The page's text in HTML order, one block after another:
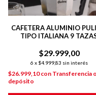
CAFETERA ALUMINIO
TIPO ITALIANA 9
$29.999,00
6 x $4.999,83 sin interés
$26.999,10con Transferencia o
depósito